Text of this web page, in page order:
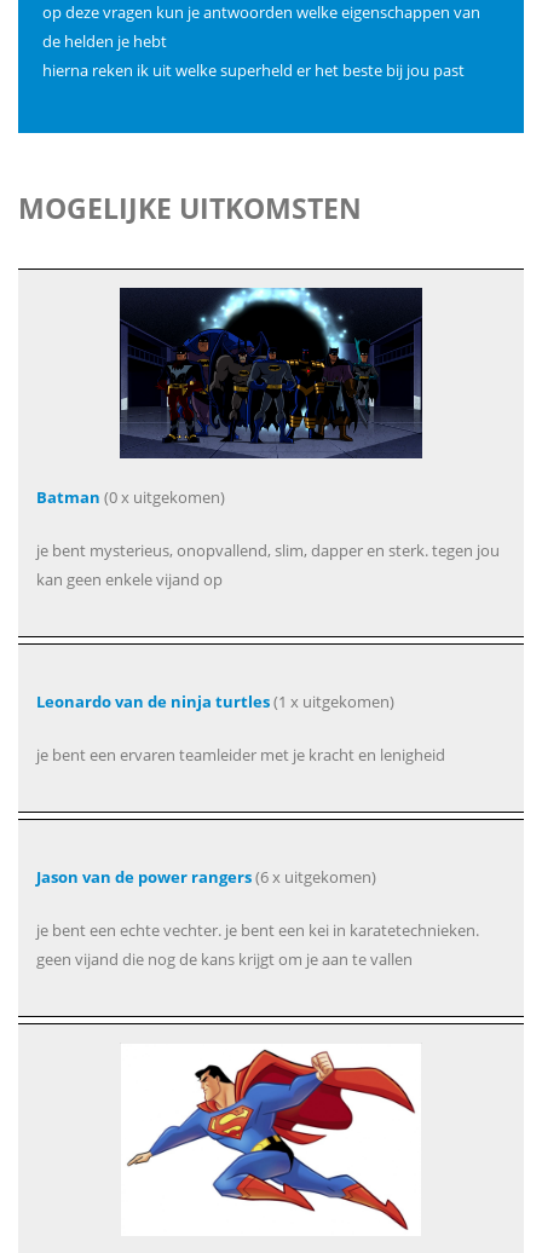
op deze vragen kun je antwoorden welke eigenschappen van
de helden je hebt
hierna reken ik uit welke superheld er het beste bij jou past
MOGELIJKE UITKOMSTEN
Batman (0 x uitgekomen)
je bent mysterieus, onopvallend, slim, dapper en sterk. tegen jou
kan geen enkele vijand op
Leonardo van de ninja turtles(1 x uitgekomen)
je bent een ervaren teamleider met je kracht en lenigheid
Jason van de power rangers(6 x uitgekomen)
je bent een echte vechter. je bent een kei in karatetechnieken.
geen vijand die nog de kans krijgt om je aan te vallen